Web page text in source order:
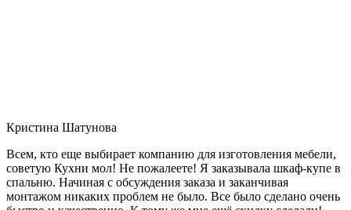
Кристина Шатунова
Всем, кто еще выбирает компанию для изготовления мебели,
советую Кухни мол! Не пожалеете! Я заказывала шкаф-купе в
спальню. Начиная с обсуждения заказа и заканчивая
монтажом никаких проблем не было. Все было сделано очень